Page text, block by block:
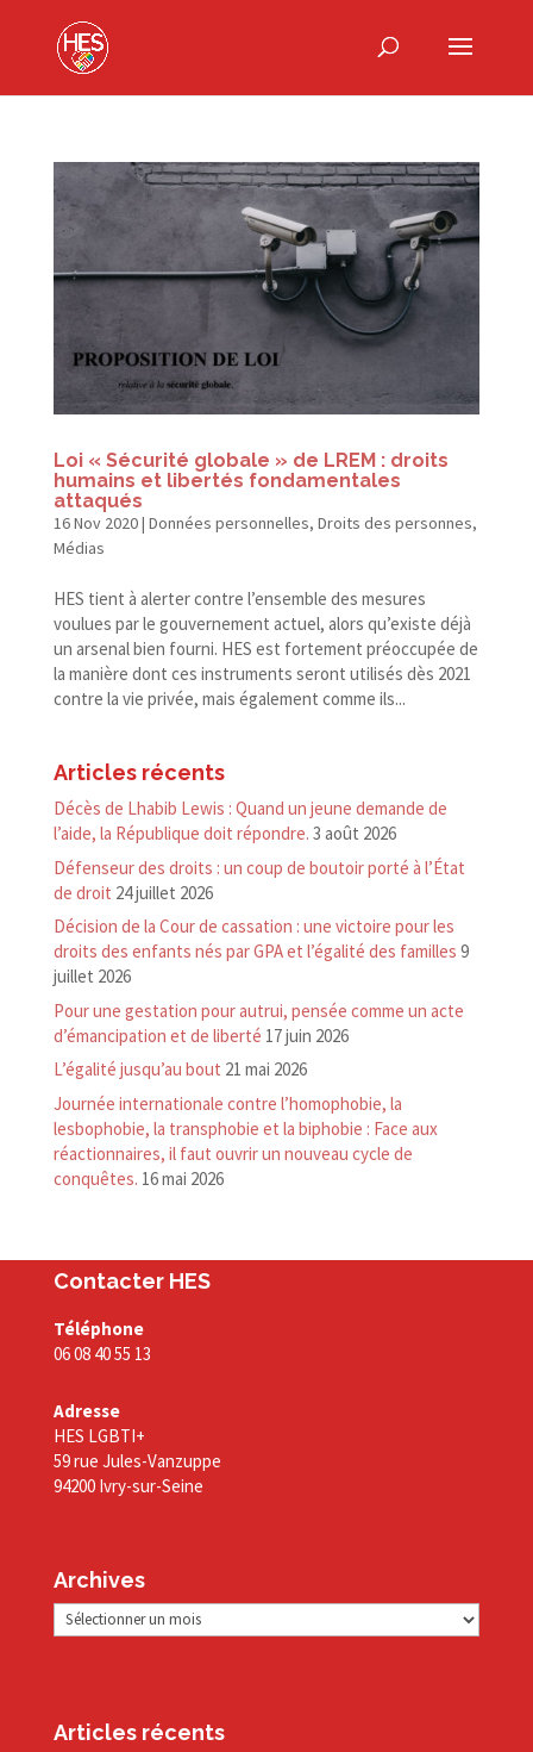
Loi « Sécurité globale » de LREM : droits
humains et libertés fondamentales
attaqués
16 Nov 2020| Données personnelles, Droits des personnes,
Médias
HES tient à alerter contre l’ensemble des mesures
voulues par le gouvernement actuel, alors qu’existe déjà
un arsenal bien fourni. HES est fortement préoccupée de
la manière dont ces instruments seront utilisés dès 2021
contre la vie privée, mais également comme ils...
Articles récents
Décès de Lhabib Lewis : Quand un jeune demande de
l’aide, la République doit répondre. 3 août 2026
Défenseur des droits : un coup de boutoir porté à l’État
de droit 24 juillet 2026
Décision de la Cour de cassation : une victoire pour les
droits des enfants nés par GPA et l’égalité des familles 9
juillet 2026
Pour une gestation pour autrui, pensée comme un acte
d’émancipation et de liberté 17 juin 2026
L’égalité jusqu’au bout 21 mai 2026
Journée internationale contre l’homophobie, la
lesbophobie, la transphobie et la biphobie : Face aux
réactionnaires, il faut ouvrir un nouveau cycle de
conquêtes. 16 mai 2026
Contacter HES
Téléphone
06 08 40 55 13
Adresse
HES LGBTI+
59 rue Jules-Vanzuppe
94200 Ivry-sur-Seine
Archives
Archives
Articles récents